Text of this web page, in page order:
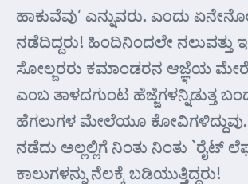
ಹಾಕುವೆವು’ ಎನ್ನುವರು. ಎ೦ದು
ನಡೆದಿದ್ದರು! ಹಿಂದಿನಿಂದಲೇ ನಲುವತ್ತು
ಸೋಲ್ಜರರು ಕಮಾಂಡರನ ಆಜ್ಞೆಯ
ಎಂಬ ತಾಳದಗುಂಟ ಹೆಜ್ಜೆಗಳನ್ನಿಡುತ್ತ
ಹೆಗಲುಗಳ ಮೇಲೆಯೂ ಕೋವಿಗಳಿದ್ದುವು.
ನಡೆದು ಅಲ್ಲಲ್ಲಿಗೆ ನಿಂತು ನಿಂತು `ರೈಟ್
ಕಾಲುಗಳನ್ನು ನೆಲಕ್ಕೆ ಬಡಿಯುತ್ತಿದ್ದರು!